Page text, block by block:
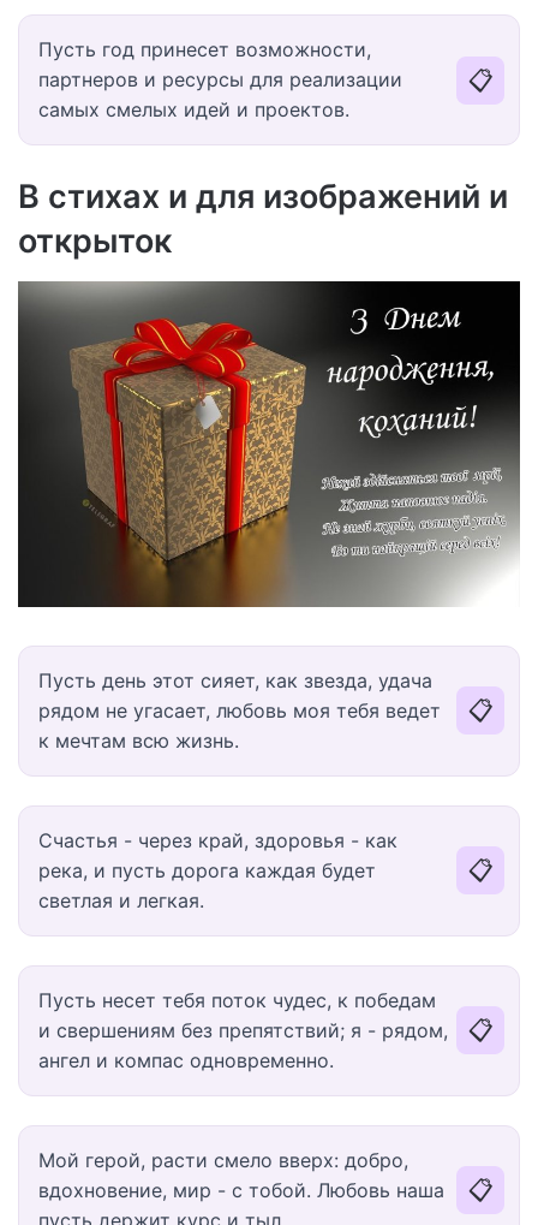
Пусть год принесет возможности,
партнеров и ресурсы для реализации
самых смелых идей и проектов.
📋
В стихах и для изображений и
открыток
Пусть день этот сияет, как звезда, удача
рядом не угасает, любовь моя тебя ведет
к мечтам всю жизнь.
📋
Счастья - через край, здоровья - как
река, и пусть дорога каждая будет
светлая и легкая.
📋
Пусть несет тебя поток чудес, к победам
и свершениям без препятствий; я - рядом,
ангел и компас одновременно.
📋
Мой герой, расти смело вверх: добро,
вдохновение, мир - с тобой. Любовь наша
пусть держит курс и тыл.
📋